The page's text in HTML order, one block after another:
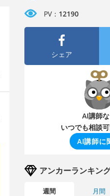
PV： 12190
シェア
AI講師
いつでも相談
AI講師に
アンカーランキン
週間 月間